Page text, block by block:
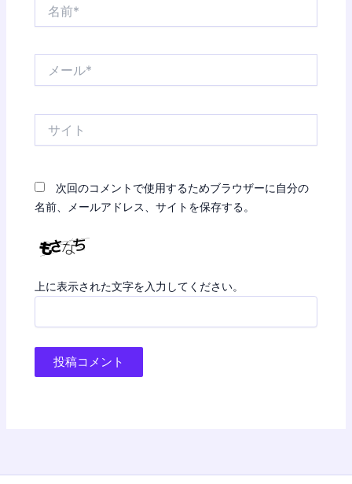
次回のコメントで使用するためブラウザーに自分の
名前、メールアドレス、サイトを保存する。
上に表示された文字を入力してください。